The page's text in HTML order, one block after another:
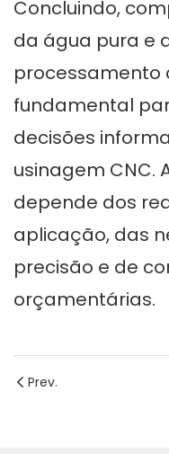
Concluindo,
da água pura e
processamento
fundamental
decisões
usinagem CNC.
depende dos
aplicação, das
precisão e de
orçamentárias.
Prev.